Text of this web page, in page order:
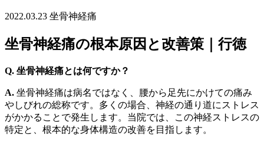
2022.03.23 坐骨神経痛
坐骨神経痛の根本原因と改善策｜行徳
Q. 坐骨神経痛とは何ですか？
A. 坐骨神経痛は病名ではなく、腰から足先にかけての痛み
やしびれの総称です。多くの場合、神経の通り道にストレス
がかかることで発生します。当院では、この神経ストレスの
特定と、根本的な身体構造の改善を目指します。